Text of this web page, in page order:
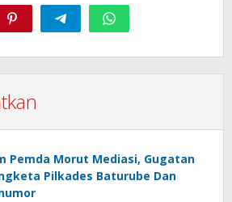
Pemda Morut Mediasi, Gugatan
Pilkades Baturube Dan